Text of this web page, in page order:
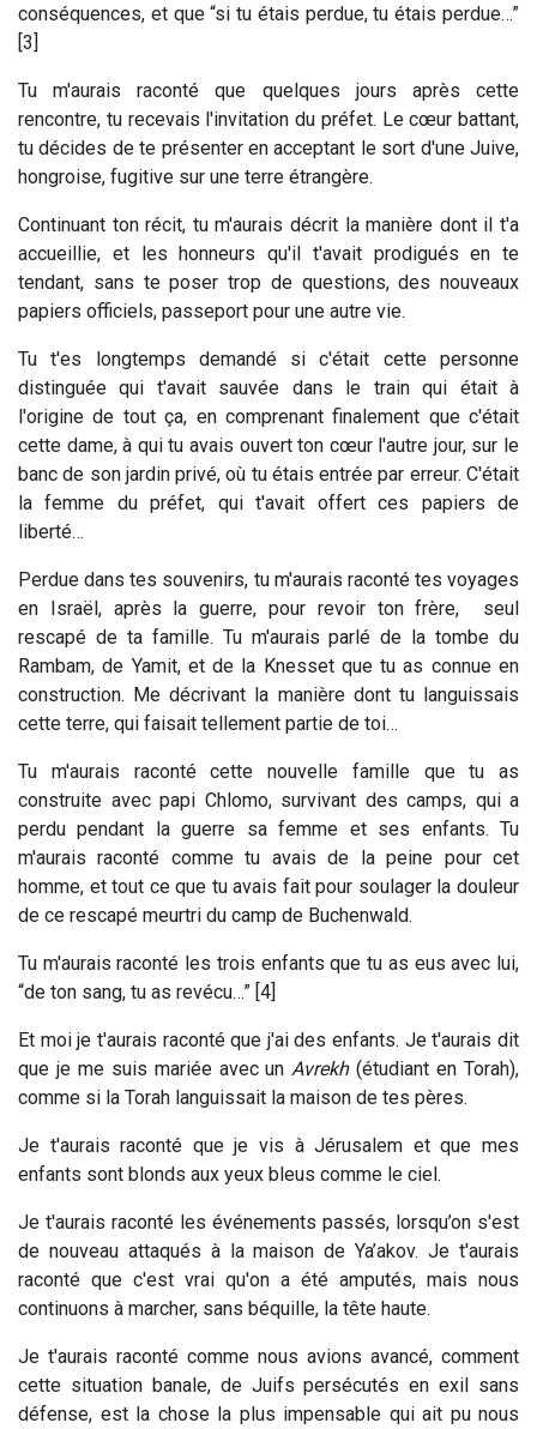
conséquences, et que “si tu étais perdue, tu étais perdue…”
[3]
Tu m'aurais raconté que quelques jours après cette
rencontre, tu recevais l'invitation du préfet. Le cœur battant,
tu décides de te présenter en acceptant le sort d'une Juive,
hongroise, fugitive sur une terre étrangère.
Continuant ton récit, tu m'aurais décrit la manière dont il t'a
accueillie, et les honneurs qu'il t'avait prodigués en te
tendant, sans te poser trop de questions, des nouveaux
papiers officiels, passeport pour une autre vie.
Tu t'es longtemps demandé si c'était cette personne
distinguée qui t'avait sauvée dans le train qui était à
l'origine de tout ça, en comprenant finalement que c'était
cette dame, à qui tu avais ouvert ton cœur l'autre jour, sur le
banc de son jardin privé, où tu étais entrée par erreur. C'était
la femme du préfet, qui t'avait offert ces papiers de
liberté…
Perdue dans tes souvenirs, tu m'aurais raconté tes voyages
en Israël, après la guerre, pour revoir ton frère, seul
rescapé de ta famille. Tu m'aurais parlé de la tombe du
Rambam, de Yamit, et de la Knesset que tu as connue en
construction. Me décrivant la manière dont tu languissais
cette terre, qui faisait tellement partie de toi…
Tu m'aurais raconté cette nouvelle famille que tu as
construite avec papi Chlomo, survivant des camps, qui a
perdu pendant la guerre sa femme et ses enfants. Tu
m'aurais raconté comme tu avais de la peine pour cet
homme, et tout ce que tu avais fait pour soulager la douleur
de ce rescapé meurtri du camp de Buchenwald.
Tu m'aurais raconté les trois enfants que tu as eus avec lui,
“de ton sang, tu as revécu…” [4]
Et moi je t'aurais raconté que j'ai des enfants. Je t'aurais dit
que je me suis mariée avec unAvrekh(étudiant en Torah),
comme si la Torah languissait la maison de tes pères.
Je t'aurais raconté que je vis à Jérusalem et que mes
enfants sont blonds aux yeux bleus comme le ciel.
Je t'aurais raconté les événements passés, lorsqu’on s'est
de nouveau attaqués à la maison de Ya’akov. Je t'aurais
raconté que c'est vrai qu'on a été amputés, mais nous
continuons à marcher, sans béquille, la tête haute.
Je t'aurais raconté comme nous avions avancé, comment
cette situation banale, de Juifs persécutés en exil sans
défense, est la chose la plus impensable qui ait pu nous